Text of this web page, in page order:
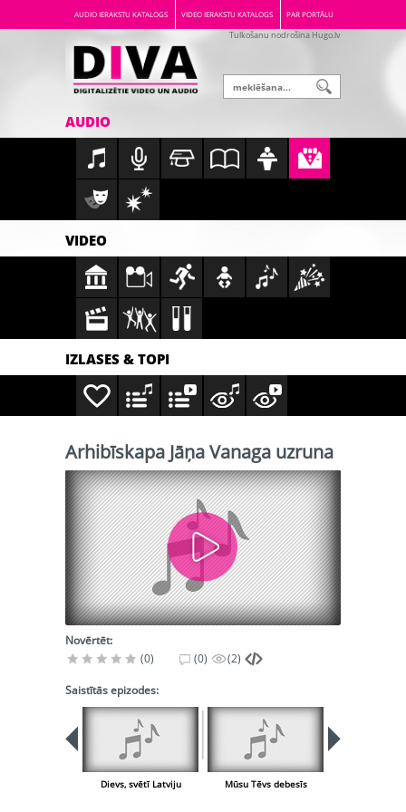
AUDIO IERAKSTU KATALOGS VIDEO IERAKSTU KATALOGS PAR PORTĀLU
Tulkošanu nodrošina Hugo.lv
AUDIO
VIDEO
IZLASES & TOPI
Arhibīskapa Jāņa Vanaga uzruna
Novērtēt:
(0)
(0) (2)
Saistītās epizodes:
Dievs, svētī Latviju Mūsu Tēvs debesīs